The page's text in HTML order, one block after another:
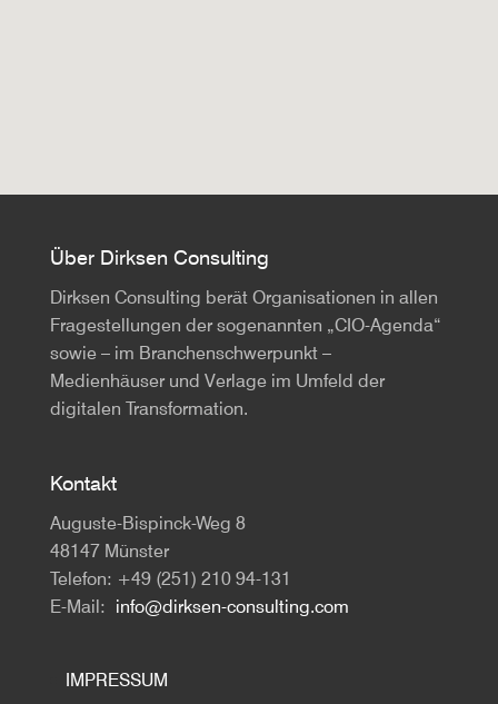
Über Dirksen Consulting
Dirksen Consulting berät Organisationen in allen
Fragestellungen der sogenannten „CIO-Agenda“
sowie – im Branchenschwerpunkt –
Medienhäuser und Verlage im Umfeld der
digitalen Transformation.
Kontakt
Auguste-Bispinck-Weg 8
48147 Münster
Telefon: +49 (251) 210 94-131
E-Mail: info@dirksen-consulting.com
IMPRESSUM